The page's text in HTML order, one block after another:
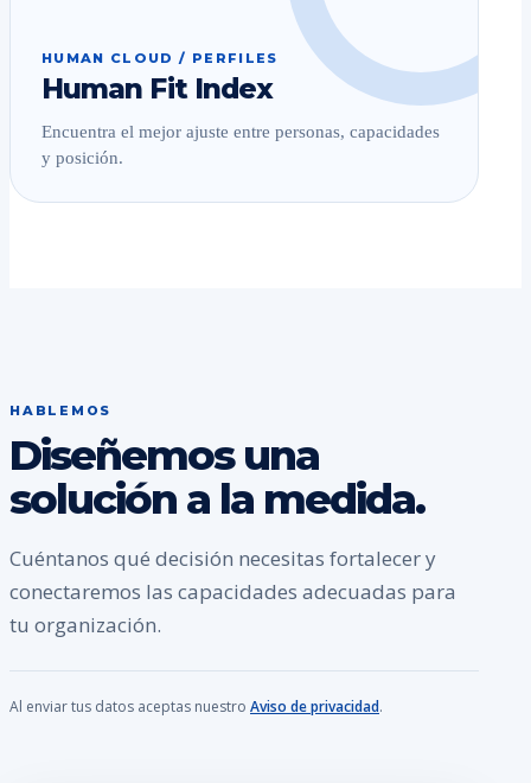
HUMAN CLOUD / PERFILES
Human Fit Index
Encuentra el mejor ajuste entre personas, capacidades
y posición.
HABLEMOS
Diseñemos una
solución a la medida.
Cuéntanos qué decisión necesitas fortalecer y
conectaremos las capacidades adecuadas para
tu organización.
Al enviar tus datos aceptas nuestro Aviso de privacidad.